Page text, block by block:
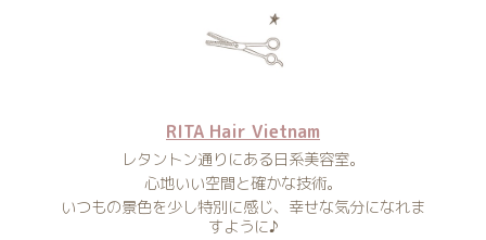
RITA Hair Vietnam
レタントン通りにある日系美容室。
心地いい空間と確かな技術。
いつもの景色を少し特別に感じ、幸せな気分になれま
すように♪